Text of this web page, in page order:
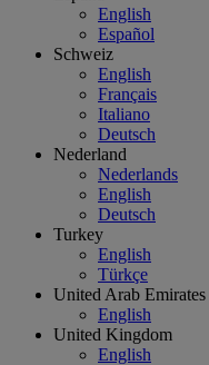
English
Español
Schweiz
English
Français
Italiano
Deutsch
Nederland
Nederlands
English
Deutsch
Turkey
English
Türkçe
United Arab Emirates
English
United Kingdom
English